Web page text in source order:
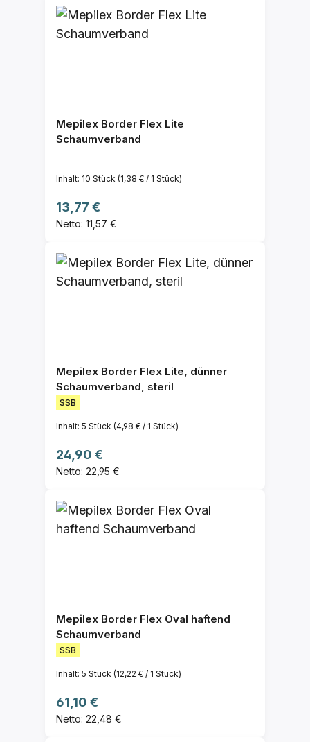
Mepilex Border Flex Lite
Schaumverband
Inhalt: 10 Stück (1,38 € / 1 Stück)
Regulärer Preis:
13,77 €
Netto: 11,57 €
Mepilex Border Flex Lite, dünner
Schaumverband, steril
SSB
Inhalt: 5 Stück (4,98 € / 1 Stück)
Regulärer Preis:
24,90 €
Netto: 22,95 €
Mepilex Border Flex Oval haftend
Schaumverband
SSB
Inhalt: 5 Stück (12,22 € / 1 Stück)
Regulärer Preis:
61,10 €
Netto: 22,48 €